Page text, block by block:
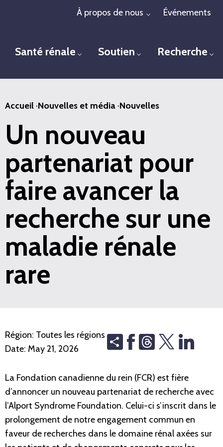
principal
À propos de nous Toggle menu
Événements
Santé rénale Toggle menu
Soutien Toggle menu
Recherche
Accueil ·Nouvelles et média ·Nouvelles
Un nouveau
partenariat pour
faire avancer la
recherche sur une
maladie rénale
rare
Région: Toutes les régions
Date: May 21, 2026
Share Threads
La Fondation canadienne du rein (FCR) est fière
d’annoncer un nouveau partenariat de recherche avec
l’Alport Syndrome Foundation. Celui-ci s’inscrit dans le
prolongement de notre engagement commun en
faveur de recherches dans le domaine rénal axées sur